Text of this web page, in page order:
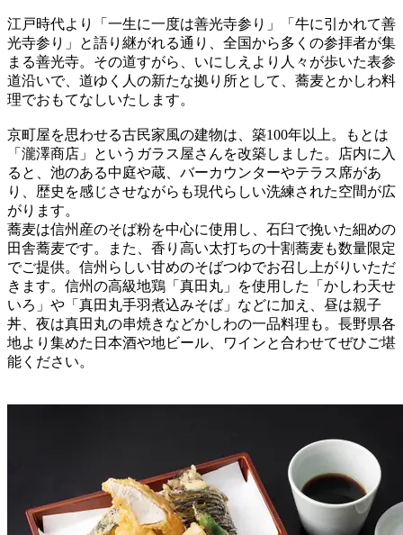
江戸時代より「一生に一度は善光寺参り」「牛に引かれて善
光寺参り」と語り継がれる通り、全国から多くの参拝者が集
まる善光寺。その道すがら、いにしえより人々が歩いた表参
道沿いで、道ゆく人の新たな拠り所として、蕎麦とかしわ料
理でおもてなしいたします。
京町屋を思わせる古民家風の建物は、築100年以上。もとは
「瀧澤商店」というガラス屋さんを改築しました。店内に入
ると、池のある中庭や蔵、バーカウンターやテラス席があ
り、歴史を感じさせながらも現代らしい洗練された空間が広
がります。
蕎麦は信州産のそば粉を中心に使用し、石臼で挽いた細めの
田舎蕎麦です。また、香り高い太打ちの十割蕎麦も数量限定
でご提供。信州らしい甘めのそばつゆでお召し上がりいただ
きます。信州の高級地鶏「真田丸」を使用した「かしわ天せ
いろ」や「真田丸手羽煮込みそば」などに加え、昼は親子
丼、夜は真田丸の串焼きなどかしわの一品料理も。長野県各
地より集めた日本酒や地ビール、ワインと合わせてぜひご堪
能ください。